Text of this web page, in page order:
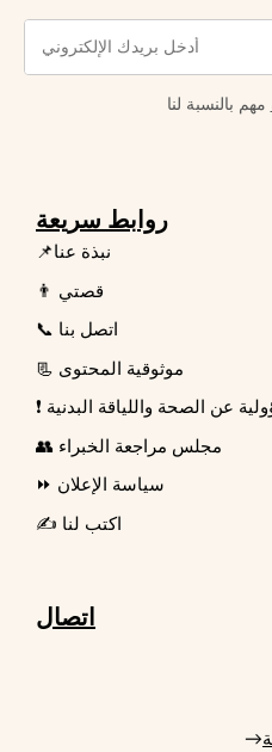
مهم بالنسبة لنا
روابط سريعة
📌نبذة عنا
👨 قصتي
📞 اتصل بنا
📃 موثوقية المحتوى
عن الصحة واللياقة البدنية
👥 مجلس مراجعة الخبراء
⏩ سياسة الإعلان
✍️ اكتب لنا
اتصال
→